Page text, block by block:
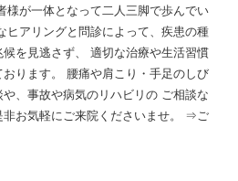
様が一体となって二人三脚で歩んでい
ヒアリングと問診によって、疾患の種
を見逃さず、 適切な治療や生活習慣
ります。 腰痛や肩こり・手足のしび
、事故や病気のリハビリの ご相談な
非お気軽にご来院くださいませ。 ⇒ご